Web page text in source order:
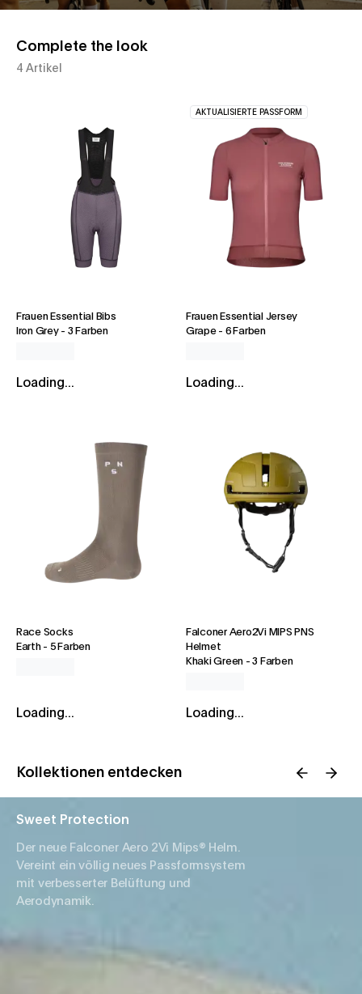
Complete the look
4 Artikel
Frauen Essential Bibs
Iron Grey- 3 Farben
Loading...
AKTUALISIERTE PASSFORM
Frauen Essential Jersey
Grape- 6 Farben
Loading...
Race Socks
Earth- 5 Farben
Loading...
Falconer Aero2Vi MIPS PNS
Helmet
Khaki Green -3 Farben
Loading...
Kollektionen entdecken
Sweet Protection
Der neue Falconer Aero 2Vi Mips® Helm.
Vereint ein völlig neues Passformsystem
mit verbesserter Belüftung und
Aerodynamik.